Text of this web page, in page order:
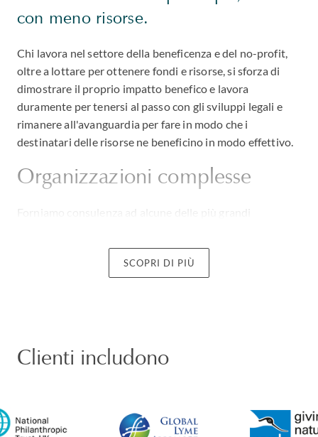
con meno risorse.
Chi lavora nel settore della beneficenza e del no-profit,
oltre a lottare per ottenere fondi e risorse, si sforza di
dimostrare il proprio impatto benefico e lavora
duramente per tenersi al passo con gli sviluppi legali e
rimanere all'avanguardia per fare in modo che i
destinatari delle risorse ne beneficino in modo effettivo.
Organizzazioni complesse
Forniamo consulenza ad alcune delle più grandi
esemplificativo, oltre il 50% delle 50 principali
organizzazioni benefiche del Regno Unito. Assistiamo
governance, fusioni e grandi progetti commerciali. In un
Pensare a livello globale
SCOPRI DI PIÙ
Clienti includono